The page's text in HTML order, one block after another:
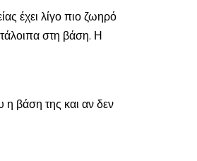
έχει λίγο πιο ζωηρό
στη βάση. Η
η βάση της και αν δεν